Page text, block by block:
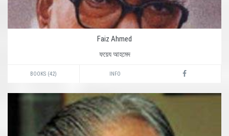
Faiz Ahmed
ফয়েয আহমেদ
BOOKS (42) INFO